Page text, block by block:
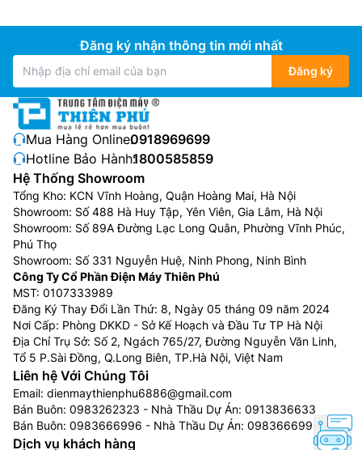
Đăng ký nhận thông tin mới nhất
Đăng ký
Mua Hàng Online:0918969699
Hotline Bảo Hành:1800585859
Hệ Thống Showroom
Tổng Kho: KCN Vĩnh Hoàng, Quận Hoàng Mai, Hà Nội
Showroom: Số 488 Hà Huy Tập, Yên Viên, Gia Lâm, Hà Nội
Showroom: Số 89A Đường Lạc Long Quân, Phường Vĩnh Phúc,
Phú Thọ
Showroom: Số 331 Nguyễn Huệ, Ninh Phong, Ninh Bình
Công Ty Cổ Phần Điện Máy Thiên Phú
MST: 0107333989
Đăng Ký Thay Đổi Lần Thứ: 8, Ngày 05 tháng 09 năm 2024
Nơi Cấp: Phòng DKKD - Sở Kế Hoạch và Đầu Tư TP Hà Nội
Địa Chỉ Trụ Sở: Số 2, Ngách 765/27, Đường Nguyễn Văn Linh,
Tổ 5 P.Sài Đồng, Q.Long Biên, TP.Hà Nội, Việt Nam
Liên hệ Với Chúng Tôi
Email: dienmaythienphu6886@gmail.com
Bán Buôn: 0983262323 - Nhà Thầu Dự Án: 0913836633
Bán Buôn: 0983666996 - Nhà Thầu Dự Án: 0983666996
Dịch vụ khách hàng